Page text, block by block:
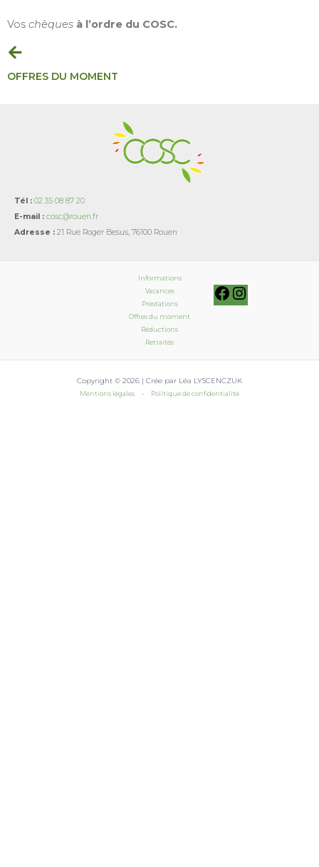
Vos chèques à l’ordre du COSC.
OFFRES DU MOMENT
Tél : 02 35 08 87 20
E-mail : cosc@rouen.fr
Adresse : 21 Rue Roger Besus, 76100 Rouen
Informations
Vacances
Prestations
Offres du moment
Réductions
Retraités
Copyright © 2026 | Crée par Léa LYSCENCZUK
Mentions légales - Politique de confidentialité